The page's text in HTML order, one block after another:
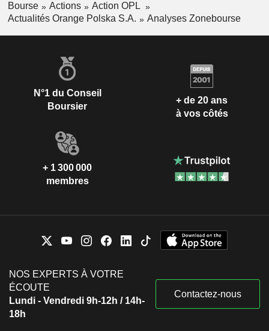
Bourse Actions
Action OPL
Actualités Orange Polska S.A.
Analyses Zonebourse
N°1 du Conseil
Boursier
+ de 20 ans
à vos côtés
+ 1 300 000
membres
NOS EXPERTS À VOTRE
ÉCOUTE
Lundi - Vendredi 9h-12h / 14h-
18h
Contactez-nous